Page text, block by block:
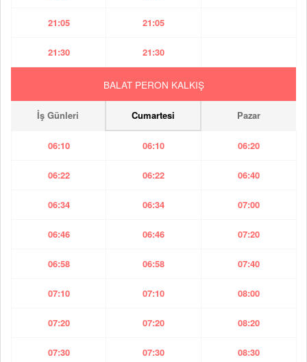
21:05 21:05
21:30 21:30
BALAT PERON KALKIŞ
İş Günleri Cumartesi Pazar
06:10 06:10 06:20
06:22 06:22 06:40
06:34 06:34 07:00
06:46 06:46 07:20
06:58 06:58 07:40
07:10 07:10 08:00
07:20 07:20 08:20
07:30 07:30 08:30